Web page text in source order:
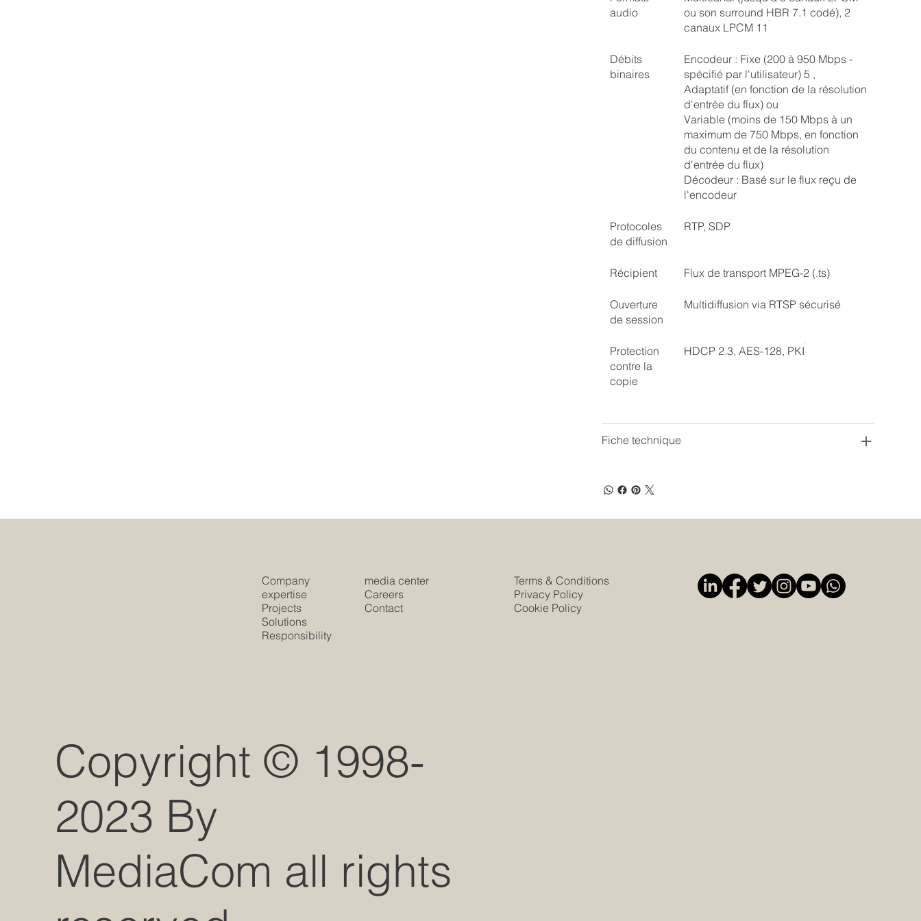
audio
ou son surround HBR 7.1 codé), 2
canaux LPCM 11
Débits
binaires
Encodeur : Fixe (200 à 950 Mbps -
spécifié par l'utilisateur) 5 ,
Adaptatif (en fonction de la résolution
d'entrée du flux) ou
Variable (moins de 150 Mbps à un
maximum de 750 Mbps, en fonction
du contenu et de la résolution
d'entrée du flux)
Décodeur : Basé sur le flux reçu de
l'encodeur
Protocoles
de diffusion
RTP, SDP
Récipient Flux de transport MPEG-2 (.ts)
Ouverture
de session
Multidiffusion via RTSP sécurisé
Protection
contre la
copie
HDCP 2.3, AES-128, PKI
Fiche technique
Copyright © 1998-
2023 By
MediaCom all rights
Company
expertise
Projects
Solutions
Responsibility
media center
Careers
Contact
Terms & Conditions
Privacy Policy
Cookie Policy